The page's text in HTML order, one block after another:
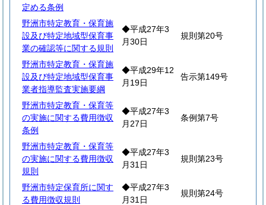
定める条例
野洲市特定教育・保育施
設及び特定地域型保育事
業の確認等に関する規則
◆平成27年3
月30日
規則第20号
野洲市特定教育・保育施
設及び特定地域型保育事
業者指導監査実施要綱
◆平成29年12
月19日
告示第149号
野洲市特定教育・保育等
の実施に関する費用徴収
条例
◆平成27年3
月27日
条例第7号
野洲市特定教育・保育等
の実施に関する費用徴収
規則
◆平成27年3
月31日
規則第23号
野洲市特定保育所に関す
る費用徴収規則
◆平成27年3
月31日
規則第24号